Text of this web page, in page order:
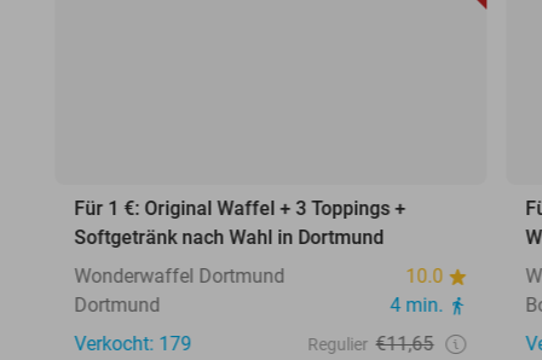
Für 1 €: Original Waffel + 3 Toppings +
Softgetränk nach Wahl in Dortmund
Wonderwaffel Dortmund
10.0
Dortmund
4 min.
Verkocht: 179
Regulier €11,65